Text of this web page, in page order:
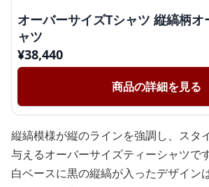
オーバーサイズTシャツ 縦縞柄
ャツ
¥38,440
商品の詳細を見る
縦縞模様が縦のラインを強調し、スタ
与えるオーバーサイズティーシャツです
白ベースに黒の縦縞が入ったデザイン